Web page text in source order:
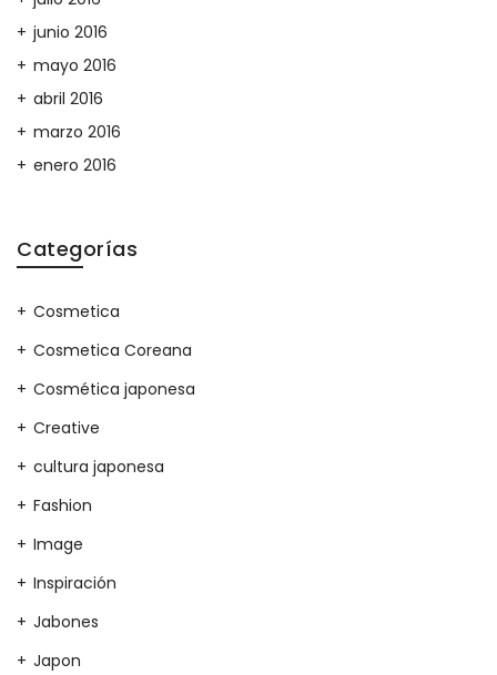
junio 2016
mayo 2016
abril 2016
marzo 2016
enero 2016
Categorías
Cosmetica
Cosmetica Coreana
Cosmética japonesa
Creative
cultura japonesa
Fashion
Image
Inspiración
Jabones
Japon